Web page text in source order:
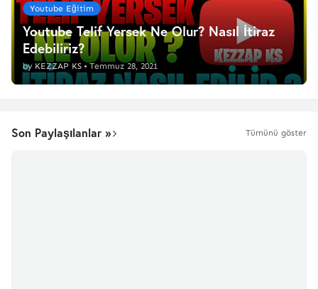
Youtube Eğitim
Youtube Telif Yersek Ne Olur? Nasıl İtiraz
Edebiliriz?
by KEZZAP KS • Temmuz 28, 2021
Son Paylaşılanlar » Tümünü göster